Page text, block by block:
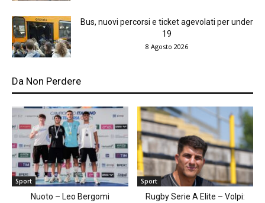
Bus, nuovi percorsi e ticket agevolati per under
19
8 Agosto 2026
Da Non Perdere
Sport
Nuoto – Leo Bergomi
Sport
Rugby Serie A Elite – Volpi: